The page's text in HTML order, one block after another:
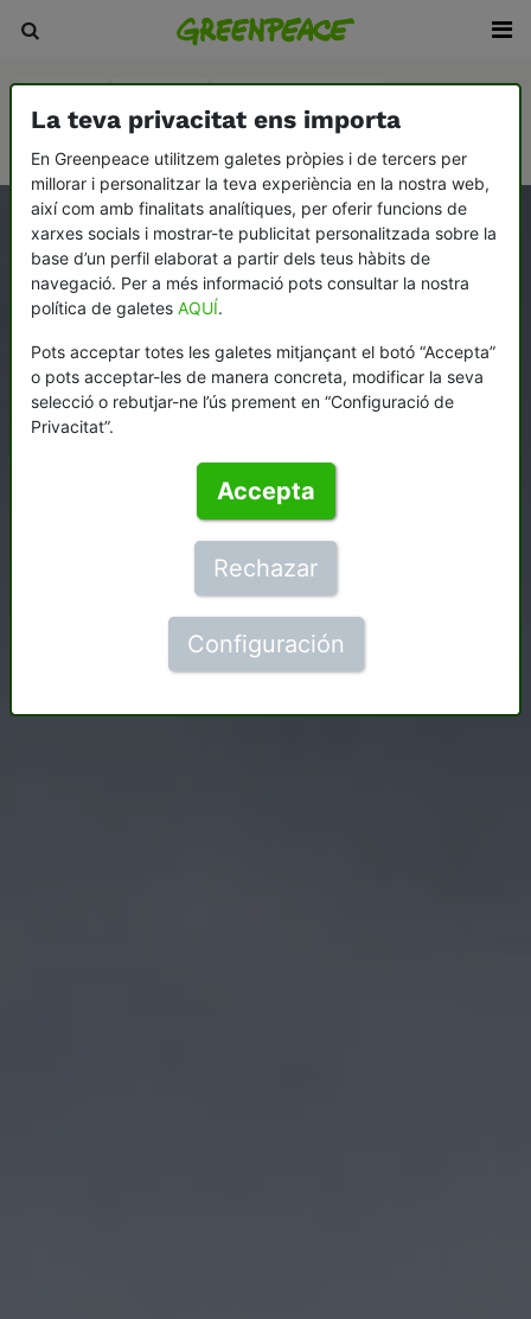
La teva privacitat ens importa
En Greenpeace utilitzem galetes pròpies i de tercers per
millorar i personalitzar la teva experiència en la nostra web,
així com amb finalitats analítiques, per oferir funcions de
xarxes socials i mostrar-te publicitat personalitzada sobre la
base d’un perfil elaborat a partir dels teus hàbits de
navegació. Per a més informació pots consultar la nostra
política de galetes AQUÍ.
Pots acceptar totes les galetes mitjançant el botó “Accepta”
o pots acceptar-les de manera concreta, modificar la seva
selecció o rebutjar-ne l’ús prement en “Configuració de
Privacitat”.
Accepta
Rechazar
Configuración